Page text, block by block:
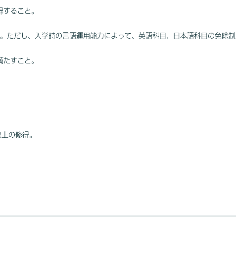
ること。
だし、入学時の言語運用能力によって、英語科目、日本語科目の免除制
すこと。
の修得。